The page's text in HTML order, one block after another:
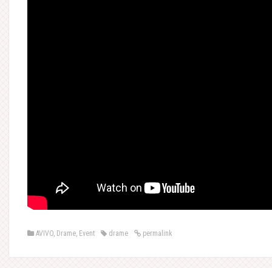
AVIVO, Drame, Event drame permalink